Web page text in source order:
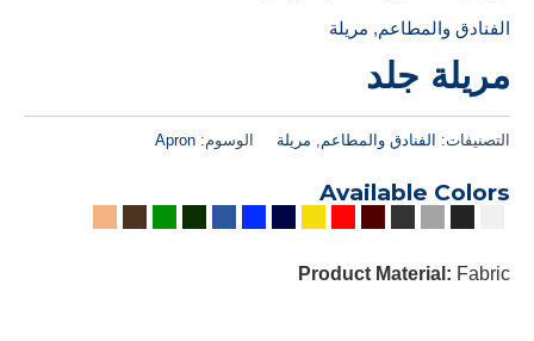
الفنادق والمطاعم, مريلة
مريلة جلد
التصنيفات: الفنادق والمطاعم, مريلة الوسوم: Apron
Available Colors
Product Material: Fabric